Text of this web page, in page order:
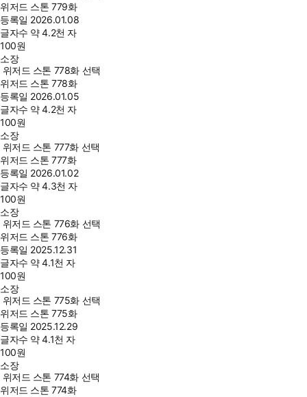
위저드 스톤 779화
등록일 2026.01.08
글자수 약 4.2천 자
100원
소장
위저드 스톤 778화 선택
위저드 스톤 778화
등록일 2026.01.05
글자수 약 4.2천 자
100원
소장
위저드 스톤 777화 선택
위저드 스톤 777화
등록일 2026.01.02
글자수 약 4.3천 자
100원
소장
위저드 스톤 776화 선택
위저드 스톤 776화
등록일 2025.12.31
글자수 약 4.1천 자
100원
소장
위저드 스톤 775화 선택
위저드 스톤 775화
등록일 2025.12.29
글자수 약 4.1천 자
100원
소장
위저드 스톤 774화 선택
위저드 스톤 774화